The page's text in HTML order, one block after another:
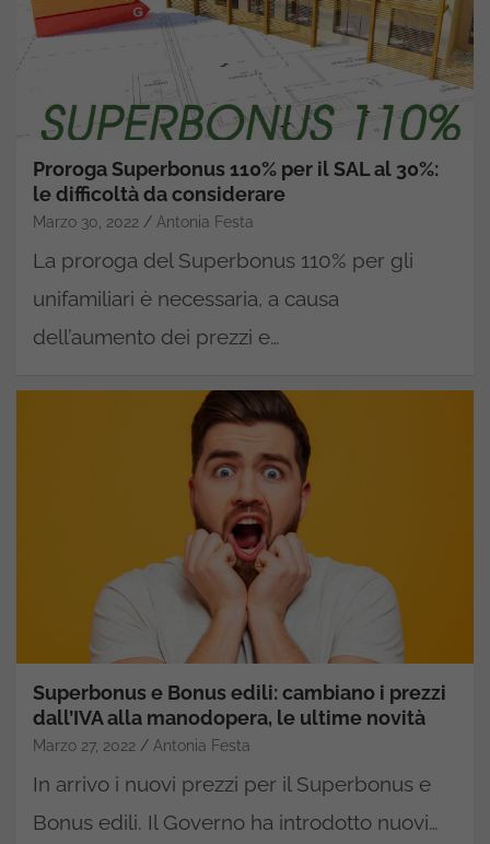
Proroga Superbonus 110% per il SAL al 30%:
le difficoltà da considerare
Marzo 30, 2022 Antonia Festa
La proroga del Superbonus 110% per gli
unifamiliari è necessaria, a causa
dell’aumento dei prezzi e…
Superbonus e Bonus edili: cambiano i prezzi
dall’IVA alla manodopera, le ultime novità
Marzo 27, 2022 Antonia Festa
In arrivo i nuovi prezzi per il Superbonus e
Bonus edili. Il Governo ha introdotto nuovi…